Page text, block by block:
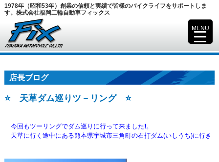
1978年（昭和53年）創業の信頼と実績で皆様のバイクライフをサポートしま
す。株式会社福岡二輪自動車フィックス
店長ブログ
⭐ 天草ダム巡りツ－リング ⭐
今回もツーリングでダム巡りに行って来ました❗。
天草に行く途中にある熊本県宇城市三角町の石打ダム(いしうち)に行き
MENU
▼